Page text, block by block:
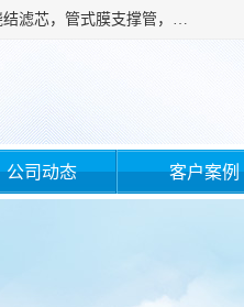
广州滤源过滤器材有限公司主营经营产品有：PTFE烧结滤芯、PE滤芯，烧结滤芯，PE烧结滤芯，PA烧结滤芯，管式膜支撑管，真空上料机滤芯，粉末烧结滤芯，止溢滤芯，吸头滤芯，湿化瓶滤芯、不锈钢烧结滤芯等。公司现拥有一批精干的管理人员和一支高素质的技术队伍，舒适优雅的办公环境和拥有全新现代化标准厂房。
公司动态 客户案例